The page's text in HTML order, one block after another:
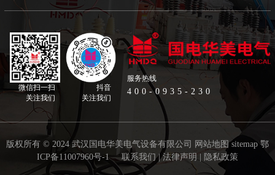
微信扫一扫
关注我们
抖音
关注我们
服务热线
400-0935-230
版权所有 © 2024 武汉国电华美电气设备有限公司 网站地图 sitemap 鄂
ICP备11007960号-1
联系我们|法律声明 隐私政策